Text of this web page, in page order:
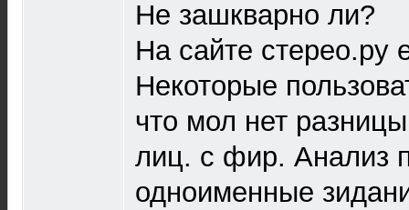
Не зашкварно ли?
На сайте стерео.ру
Некоторые
что мол нет
лиц. с фир. Анализ
одноименные